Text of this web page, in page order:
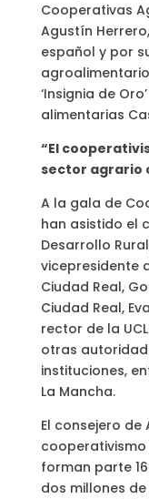
Cooperativas
Agustín
español y por
‘Insignia de
alimentarias
“El
sector agrario
A la gala de
han asistido el
Desarrollo
vicepresidente
Ciudad Real,
Ciudad Real,
rector de la
otras
instituciones,
La Mancha.
El consejero
forman parte
dos millones